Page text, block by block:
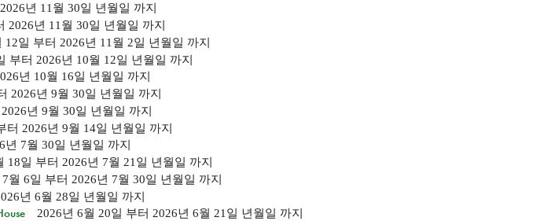
2026년 11월 30일 년월일 까지
2026년 11월 30일 년월일 까지
12일 부터 2026년 11월 2일 년월일 까지
부터 2026년 10월 12일 년월일 까지
년 10월 16일 년월일 까지
2026년 9월 30일 년월일 까지
2026년 9월 30일 년월일 까지
터 2026년 9월 14일 년월일 까지
년 7월 30일 년월일 까지
18일 부터 2026년 7월 21일 년월일 까지
월 6일 부터 2026년 7월 30일 년월일 까지
년 6월 28일 년월일 까지
2026년 6월 20일 부터 2026년 6월 21일 년월일 까지